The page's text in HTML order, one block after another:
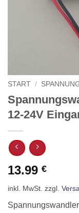
START /
12-24V
13.99 €
inkl. MwSt. zzgl.